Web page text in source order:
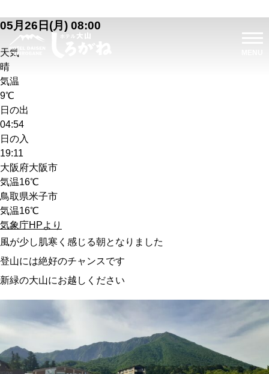
05月26日(月) 08:00
天気
晴
気温
9℃
日の出
04:54
日の入
19:11
大阪府大阪市
気温16℃
鳥取県米子市
気温16℃
気象庁HPより
風が少し肌寒く感じる朝となりました
登山には絶好のチャンスです
新緑の大山にお越しください